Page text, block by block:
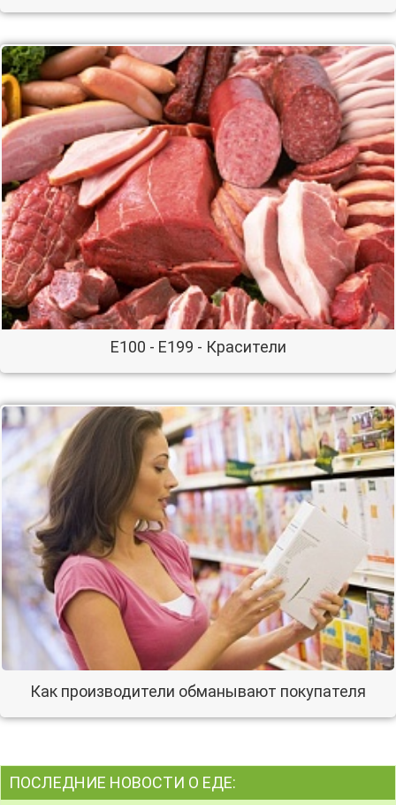
E100 - E199 - Красители
Как производители обманывают покупателя
ПОСЛЕДНИЕ НОВОСТИ О ЕДЕ: